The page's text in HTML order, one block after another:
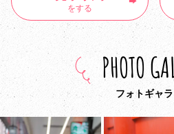
をする
PHOTO
フォトギャ